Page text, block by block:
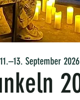
September